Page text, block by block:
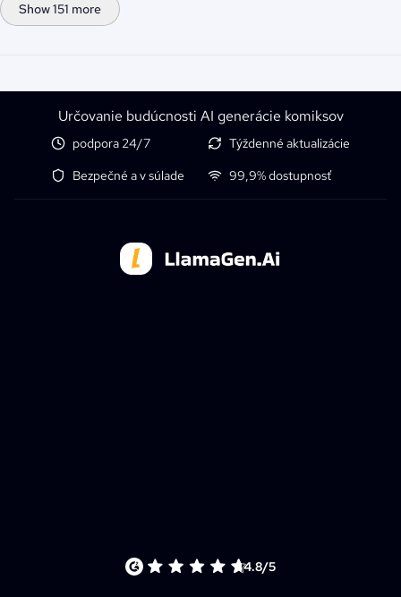
Show 151 more
Určovanie budúcnosti AI generácie komiksov
podpora 24/7
Týždenné aktualizácie
Bezpečné a v súlade
99,9% dostupnosť
4.8/5